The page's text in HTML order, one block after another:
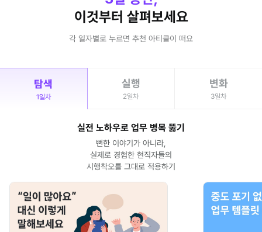
이것부터 살펴보세요
각 일자별로 누르면 추천 아티클이 떠요
탐색
1일차
실행
2일차
변화
3일차
실전 노하우로 업무 병목 뚫기
뻔한 이야기가 아니라,
실제로 경험한 현직자들의
시행착오를 그대로 적용하기